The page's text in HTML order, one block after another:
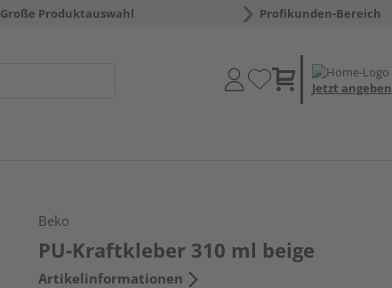
Große Produktauswahl Profikunden-Bereich
Jetzt angeben
Beko
PU-Kraftkleber 310 ml beige
Artikelinformationen